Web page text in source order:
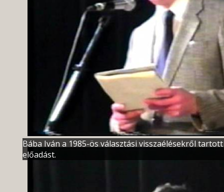
Bába Iván a 1985-ös választási visszaélésekről tartott
előadást.